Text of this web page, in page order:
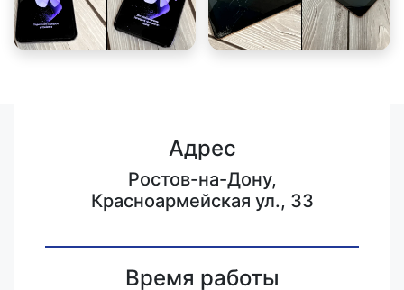
Адрес
Ростов-на-Дону,
Красноармейская ул., 33
Время работы